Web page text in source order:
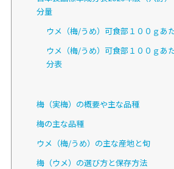
分量
ウメ（梅/うめ）可食部１００ｇあ
ウメ（梅/うめ）可食部１００ｇあ
分表
梅（実梅）の概要や主な品種
梅の主な品種
ウメ（梅/うめ）の主な産地と旬
梅（ウメ）の選び方と保存方法